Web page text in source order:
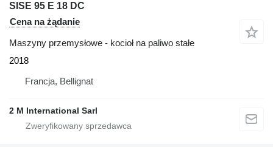
SISE 95 E 18 DC
Cena na żądanie
Maszyny przemysłowe - kocioł na paliwo stałe
2018
Francja, Bellignat
2 M International Sarl